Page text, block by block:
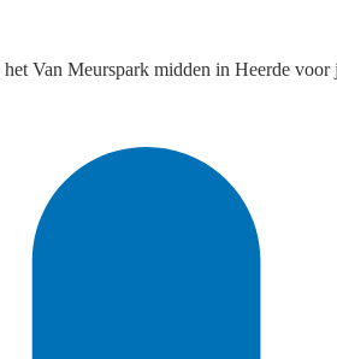
Van Meurspark midden in Heerde